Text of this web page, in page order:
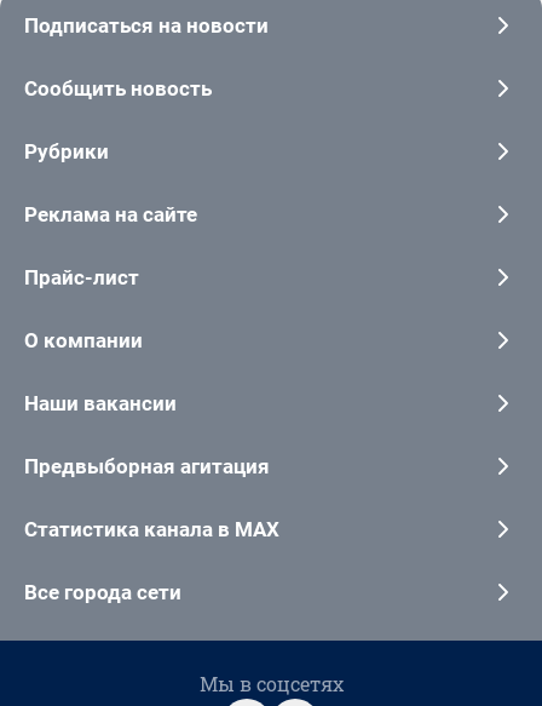
Подписаться на новости
Сообщить новость
Рубрики
Реклама на сайте
Прайс-лист
О компании
Наши вакансии
Предвыборная агитация
Статистика канала в MAX
Все города сети
Мы в соцсетях